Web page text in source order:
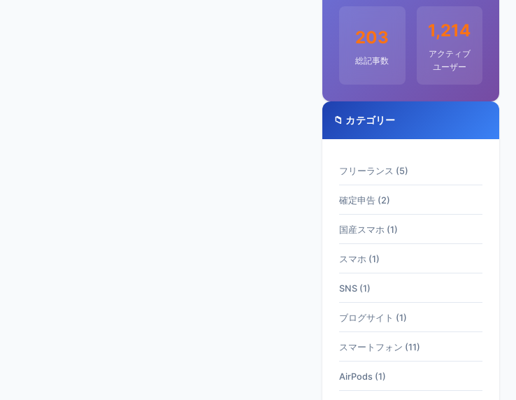
203
総記事数
1,214
アクティブ
ユーザー
📁 カテゴリー
フリーランス (5)
確定申告 (2)
国産スマホ (1)
スマホ (1)
SNS (1)
ブログサイト (1)
スマートフォン (11)
AirPods (1)